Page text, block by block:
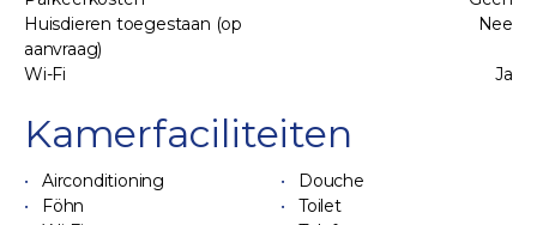
Huisdieren toegestaan (op
aanvraag)
Nee
Wi-Fi Ja
Kamerfaciliteiten
Airconditioning
Douche
Föhn
Toilet